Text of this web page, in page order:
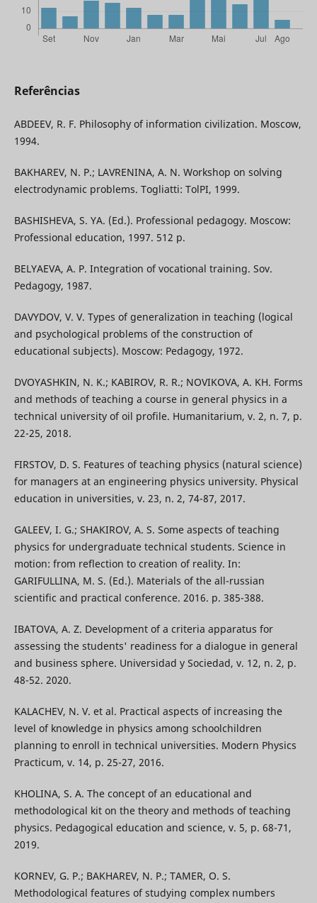
Referências
ABDEEV, R. F. Philosophy of information civilization. Moscow,
1994.
BAKHAREV, N. P.; LAVRENINA, A. N. Workshop on solving
electrodynamic problems. Togliatti: TolPI, 1999.
BASHISHEVA, S. YA. (Ed.). Professional pedagogy. Moscow:
Professional education, 1997. 512 p.
BELYAEVA, A. P. Integration of vocational training. Sov.
Pedagogy, 1987.
DAVYDOV, V. V. Types of generalization in teaching (logical
and psychological problems of the construction of
educational subjects). Moscow: Pedagogy, 1972.
DVOYASHKIN, N. K.; KABIROV, R. R.; NOVIKOVA, A. KH. Forms
and methods of teaching a course in general physics in a
technical university of oil profile. Humanitarium, v. 2, n. 7, p.
22-25, 2018.
FIRSTOV, D. S. Features of teaching physics (natural science)
for managers at an engineering physics university. Physical
education in universities, v. 23, n. 2, 74-87, 2017.
GALEEV, I. G.; SHAKIROV, A. S. Some aspects of teaching
physics for undergraduate technical students. Science in
motion: from reflection to creation of reality. In:
GARIFULLINA, M. S. (Ed.). Materials of the all-russian
scientific and practical conference. 2016. p. 385-388.
IBATOVA, A. Z. Development of a criteria apparatus for
assessing the students' readiness for a dialogue in general
and business sphere. Universidad y Sociedad, v. 12, n. 2, p.
48-52. 2020.
KALACHEV, N. V. et al. Practical aspects of increasing the
level of knowledge in physics among schoolchildren
planning to enroll in technical universities. Modern Physics
Practicum, v. 14, p. 25-27, 2016.
KHOLINA, S. A. The concept of an educational and
methodological kit on the theory and methods of teaching
physics. Pedagogical education and science, v. 5, p. 68-71,
2019.
KORNEV, G. P.; BAKHAREV, N. P.; TAMER, O. S.
Methodological features of studying complex numbers